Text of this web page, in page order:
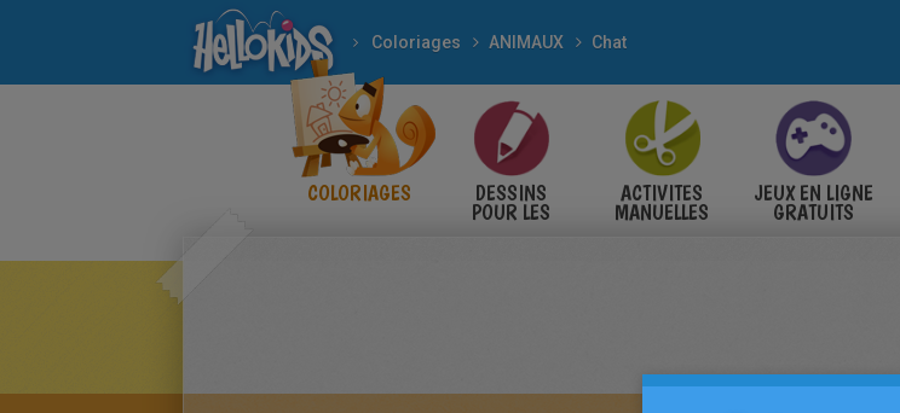
Coloriages ANIMAUX Chat
COLORIAGES DESSINS
POUR LES
ACTIVITES
MANUELLES
JEUX EN LIGNE
GRATUITS